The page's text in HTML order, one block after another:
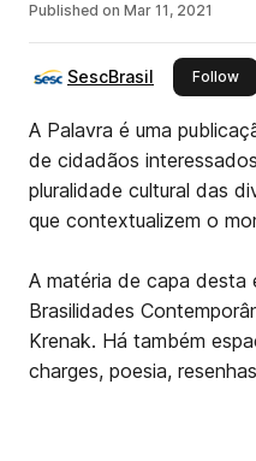
Published on Mar 11, 2021
SescBrasil Follow
A Palavra é uma
de cidadãos
pluralidade cultural das
que contextualizem o
A matéria de capa
Brasilidades
Krenak. Há também
charges, poesia,